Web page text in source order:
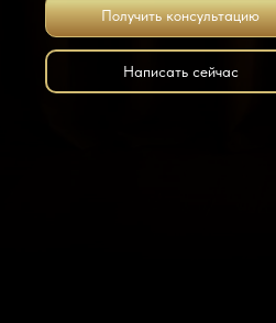
Получить консультацию
Написать сейчас